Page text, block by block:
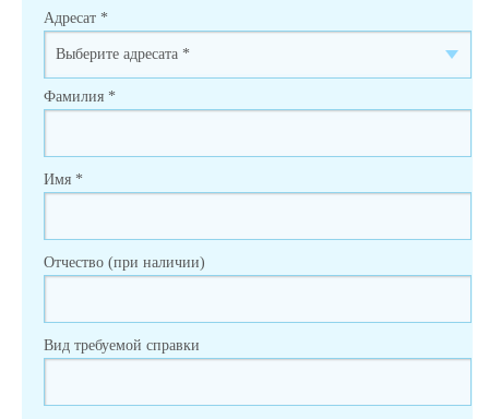
Адресат *
Фамилия *
Имя *
Отчество (при наличии)
Вид требуемой справки